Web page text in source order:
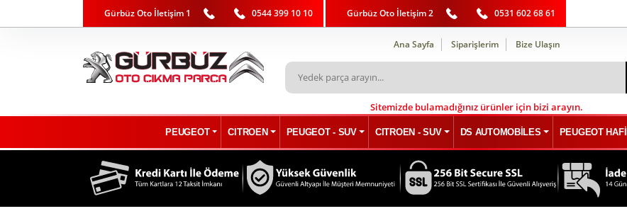
Gürbüz Oto İletişim 1 0544 399 10 10 Gürbüz Oto İletişim 2 0531 602 68 61
Ana Sayfa Siparişlerim Bize Ulaşın
Sitemizde bulamadığınız ürünler için bizi arayın.
PEUGEOT CITROEN PEUGEOT - SUV CITROEN - SUV DS AUTOMOBİLES PEUGEOT